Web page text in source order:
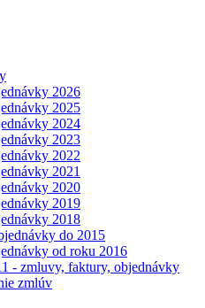
2026
2025
2024
2023
2022
2021
2020
2019
2018
do 2015
od roku 2016
- zmluvy, faktury, objednávky
zmlúv